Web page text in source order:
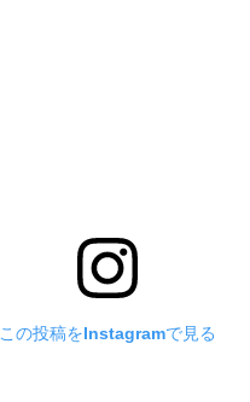
この投稿をInstagramで見る